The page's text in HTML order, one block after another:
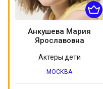
Анкушева Мария
Ярославовна
Актеры дети
МОСКВА